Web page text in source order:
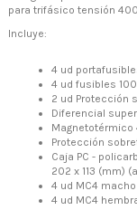
para trifásico tensión
Incluye:
4 ud
4 ud fusibles
2 ud Protección
Diferencial
Magnetotérmico
Protección
Caja PC -
202 x 113 (mm)
4 ud MC4 macho
4 ud MC4